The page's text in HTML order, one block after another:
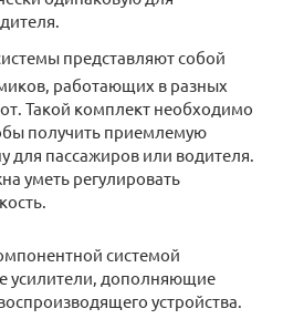
представляют собой
работающих в разных
Такой комплект необходимо
получить приемлемую
для пассажиров или водителя.
уметь регулировать
системой
усилители, дополняющие
устройства.